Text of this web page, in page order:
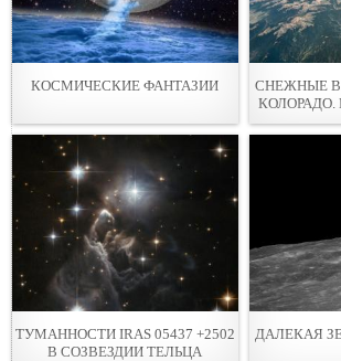
КОСМИЧЕСКИЕ ФАНТАЗИИ
СНЕЖНЫЕ
ТУМАННОСТИ IRAS 05437 +2502
В СОЗВЕЗДИИ ТЕЛЬЦА
ДАЛЕКАЯ